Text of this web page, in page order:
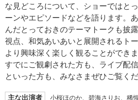
な見どころについて、ショーではと
ーンやエピソードなどを語ります。
んだとっておきのテーマトークも披
視点、和気あいあいと展開されるト
より興味深く楽しく観ることができ
すでにご観劇された方も、ライブ配
といった方も、みなさまぜひご覧く
主な出演者
小桜ほのか、碧海さりお、稀